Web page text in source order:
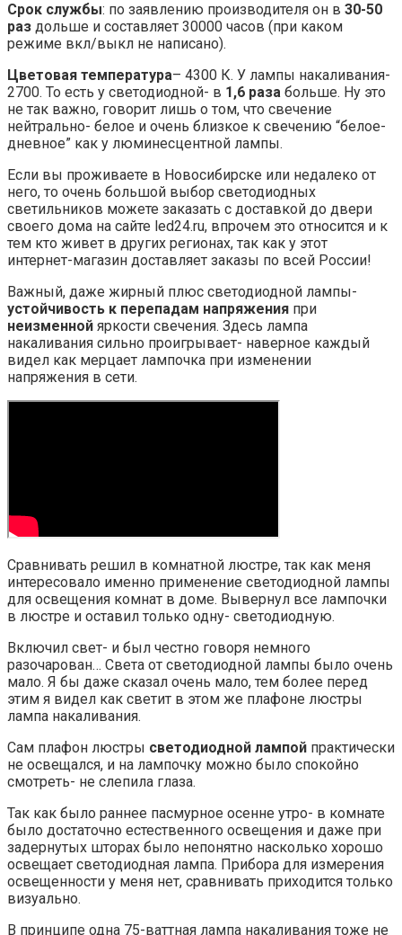
Срок службы: по заявлению производителя он в 30-50
раз дольше и составляет 30000 часов (при каком
режиме вкл/выкл не написано).
Цветовая температура– 4300 К. У лампы накаливания-
2700. То есть у светодиодной- в 1,6 раза больше. Ну это
не так важно, говорит лишь о том, что свечение
нейтрально- белое и очень близкое к свечению “белое-
дневное” как у люминесцентной лампы.
Если вы проживаете в Новосибирске или недалеко от
него, то очень большой выбор светодиодных
светильников можете заказать с доставкой до двери
своего дома на сайте led24.ru, впрочем это относится и к
тем кто живет в других регионах, так как у этот
интернет-магазин доставляет заказы по всей России!
Важный, даже жирный плюс светодиодной лампы-
устойчивость к перепадам напряжения при
неизменной яркости свечения. Здесь лампа
накаливания сильно проигрывает- наверное каждый
видел как мерцает лампочка при изменении
напряжения в сети.
Сравнивать решил в комнатной люстре, так как меня
интересовало именно применение светодиодной лампы
для освещения комнат в доме. Вывернул все лампочки
в люстре и оставил только одну- светодиодную.
Включил свет- и был честно говоря немного
разочарован… Света от светодиодной лампы было очень
мало. Я бы даже сказал очень мало, тем более перед
этим я видел как светит в этом же плафоне люстры
лампа накаливания.
Сам плафон люстры светодиодной лампой практически
не освещался, и на лампочку можно было спокойно
смотреть- не слепила глаза.
Так как было раннее пасмурное осенне утро- в комнате
было достаточно естественного освещения и даже при
задернутых шторах было непонятно насколько хорошо
освещает светодиодная лампа. Прибора для измерения
освещенности у меня нет, сравнивать приходится только
визуально.
В принципе одна 75-ваттная лампа накаливания тоже не